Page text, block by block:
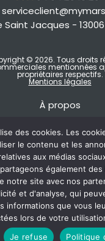
Saint Jacques -
© 2026. Tous droits
mentionnées
propriétaires respectifs.
Mentions légales
À propos
des cookies. Les
le contenu et les
aux médias
également
notre site avec nos
et d'analyse, qui
informations que vous
lors de votre
Je refuse Politique